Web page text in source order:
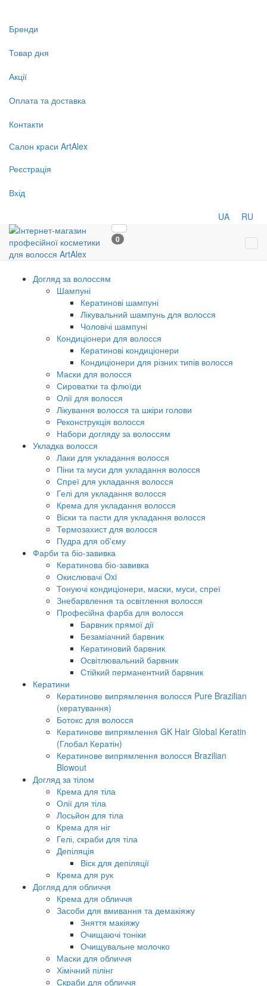
Бренди
Товар дня
Акції
Оплата та доставка
Контакти
Салон краси ArtAlex
Реєстрація
Вхід
UA RU
0
Догляд за волоссям
Шампуні
Кератинові шампуні
Лікувальний шампунь для волосся
Чоловічі шампуні
Кондиціонери для волосся
Кератинові кондиціонери
Кондиціонери для різних типів волосся
Маски для волосся
Сироватки та флюїди
Олії для волосся
Лікування волосся та шкіри голови
Реконструкція волосся
Набори догляду за волоссям
Укладка волосся
Лаки для укладання волосся
Піни та муси для укладання волосся
Спреї для укладання волосся
Гелі для укладання волосся
Крема для укладання волосся
Віски та пасти для укладання волосся
Термозахист для волосся
Пудра для об'єму
Фарби та біо-завивка
Кератинова біо-завивка
Окислювачі Oxi
Тонуючі кондиціонери, маски, муси, спреї
Знебарвлення та освітлення волосся
Професійна фарба для волосся
Барвник прямої дії
Безаміачний барвник
Кератиновий барвник
Освітлювальний барвник
Стійкий перманентний барвник
Кератини
Кератинове випрямлення волосся Pure Brazilian
(кератування)
Ботокс для волосся
Кератинове випрямлення GK Hair Global Keratin
(Глобал Кератін)
Кератинове випрямлення волосся Brazilian
Blowout
Догляд за тілом
Крема для тіла
Олії для тіла
Лосьйон для тіла
Крема для ніг
Гелі, скраби для тіла
Депіляція
Віск для депіляції
Крема для рук
Догляд для обличчя
Крема для обличчя
Засоби для вмивання та демакіяжу
Зняття макіяжу
Очищаючі тоніки
Очищувальне молочко
Маски для обличчя
Хімічний пілінг
Скраби для обличчя